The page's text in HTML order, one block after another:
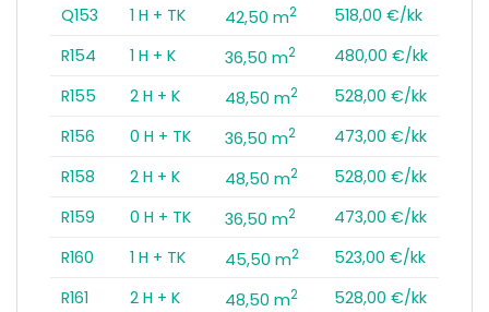
Q153
1 H + TK 42,50 m2
518,00 €/kk
R154
1 H + K 36,50 m2
480,00 €/kk
R155
2 H + K 48,50 m2
528,00 €/kk
R156
0 H + TK 36,50 m2
473,00 €/kk
R158
2 H + K 48,50 m2
528,00 €/kk
R159
0 H + TK 36,50 m2
473,00 €/kk
R160
1 H + TK 45,50 m2
523,00 €/kk
R161
2 H + K 48,50 m2
528,00 €/kk